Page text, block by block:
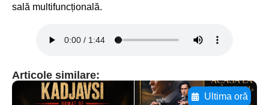
sală multifuncțională.
Articole similare:
Ultima oră